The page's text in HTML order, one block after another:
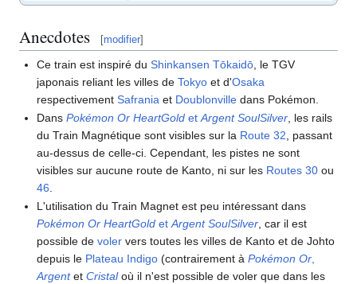
Anecdotes [modifier]
Ce train est inspiré duShinkansen Tōkaidō , le TGV
japonais reliant les villes deTokyo et d'Osaka
respectivementSafrania et Doublonville dans Pokémon.
DansPokémon Or HeartGold etArgent SoulSilver , les rails
du Train Magnétique sont visibles sur la Route 32 , passant
au-dessus de celle-ci. Cependant, les pistes ne sont
visibles sur aucune route de Kanto, ni sur les Routes 30 ou
46
L'utilisation du Train Magnet est peu intéressant dans
Pokémon Or HeartGold etArgent SoulSilver, car il est
possible devoler vers toutes les villes de Kanto et de Johto
depuis le Plateau Indigo (contrairement àPokémon Or,
ArgentetCristaloù il n'est possible de voler que dans les